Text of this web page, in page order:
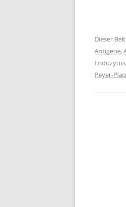
Dieser
Antigene,
Peyer-